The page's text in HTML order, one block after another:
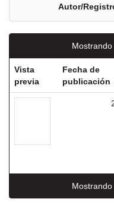
Autor/
Vista
previa
Fecha de
publicación